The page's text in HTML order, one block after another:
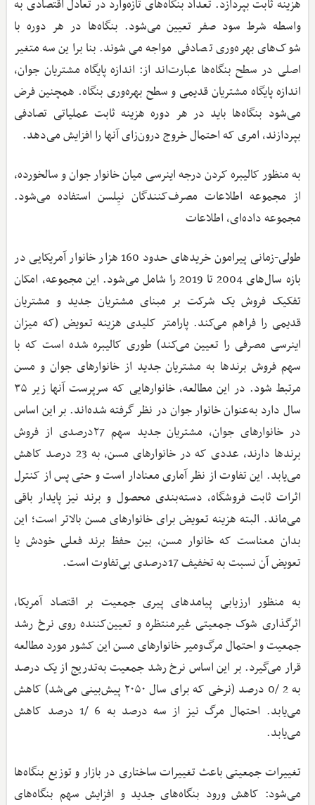
هزینه ثابت بپردازد. تعداد بنگاه‌های تازه‌وارد در تعادل اقتصادی به
واسطه شرط سود صفر تعیین می‌شود. بنگاه‌ها در هر دوره با
شوک‌های بهره‌وری تصادفی مواجه می‌شوند. بنابراین سه متغیر
اصلی در سطح بنگاه‌ها عبارت‌اند از: اندازه پایگاه مشتریان جوان،
اندازه پایگاه مشتریان قدیمی و سطح بهره‌وری بنگاه. همچنین فرض
می‌شود بنگاه‌ها باید در هر دوره هزینه ثابت عملیاتی تصادفی
بپردازند، امری که احتمال خروج درون‌زای آنها را افزایش می‌دهد.
به منظور کالیبره کردن درجه اینرسی میان خانوار جوان و سالخورده،
از مجموعه اطلاعات مصرف‌کنندگان نیِلسن استفاده می‌شود.
مجموعه داده‌ای، اطلاعات
طولی-زمانی پیرامون خریدهای حدود 160 هزار خانوار آمریکایی در
بازه سال‌های 2004 تا 2019 را شامل می‌شود. این مجموعه، امکان
تفکیک فروش یک شرکت بر مبنای مشتریان جدید و مشتریان
قدیمی را فراهم می‌کند. پارامتر کلیدی هزینه تعویض (که میزان
اینرسی مصرفی را تعیین می‌کند) طوری کالیبره شده است که با
سهم فروش برندها به مشتریان جدید از خانوارهای جوان و مسن
مرتبط شود. در این مطالعه، خانوارهایی که سرپرست آنها زیر ۳۵
سال دارد به‌عنوان خانوار جوان در نظر گرفته شده‌اند. بر این اساس
در خانوارهای جوان، مشتریان جدید سهم ۲7درصدی از فروش
برندها دارند، عددی که در خانوارهای مسن، به 23 درصد کاهش
می‌یابد. این تفاوت از نظر آماری معنادار است و حتی پس از کنترل
اثرات ثابت فروشگاه، دسته‌بندی محصول و برند نیز پایدار باقی
می‌ماند. البته هزینه تعویض برای خانوارهای مسن بالاتر است؛ این
بدان معناست که خانوار مسن، بین حفظ برند فعلی خودش یا
تعویض آن نسبت به تخفیف 17درصدی بی‌تفاوت است.
به منظور ارزیابی پیامدهای پیری جمعیت بر اقتصاد آمریکا،
اثرگذاری شوک جمعیتی غیرمنتظره و تعیین‌کننده روی نرخ رشد
جمعیت و احتمال مرگ‌ومیر خانوارهای مسن این کشور مورد مطالعه
قرار می‌گیرد. بر این اساس نرخ رشد جمعیت به‌تدریج از یک درصد
به 2 /0 درصد (نرخی که برای سال ۲۰۵۰ پیش‌بینی می‌شد) کاهش
می‌یابد. احتمال مرگ نیز از سه درصد به 6 /1 درصد کاهش
می‌یابد.
تغییرات جمعیتی باعث تغییرات ساختاری در بازار و توزیع بنگاه‌ها
می‌شود: کاهش ورود بنگاه‌های جدید و افزایش سهم بنگاه‌های